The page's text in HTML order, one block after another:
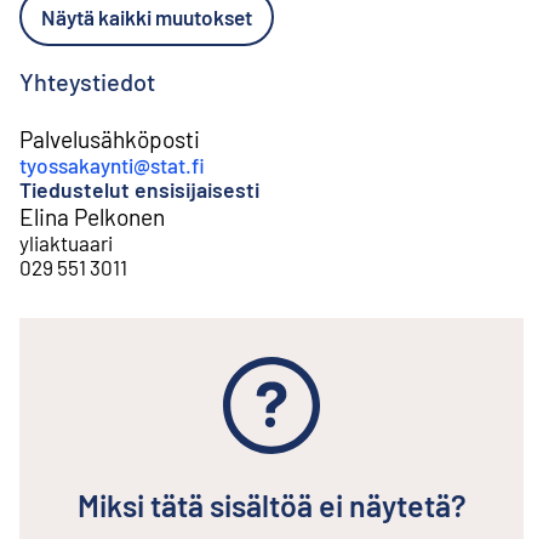
Näytä kaikki muutokset
Yhteystiedot
Palvelusähköposti
tyossakaynti@stat.fi
Tiedustelut ensisijaisesti
Elina Pelkonen
yliaktuaari
029 551 3011
Miksi tätä sisältöä ei näytetä?